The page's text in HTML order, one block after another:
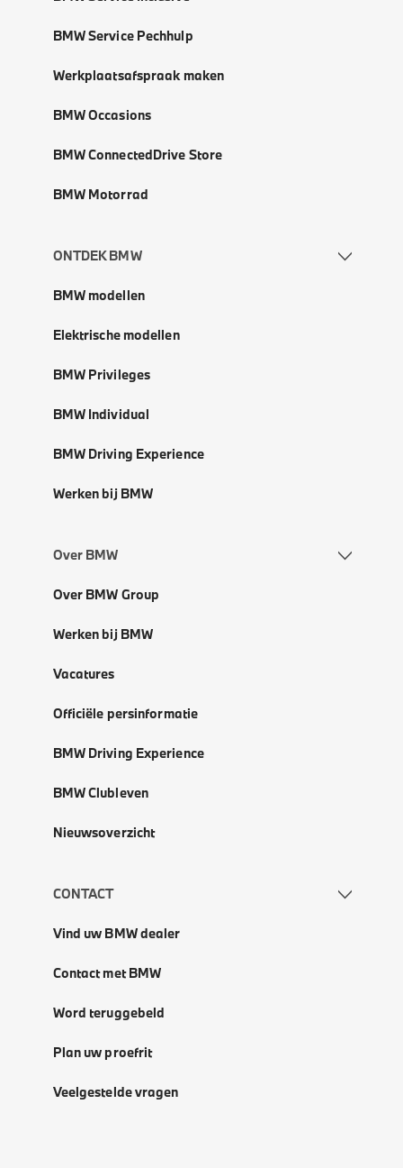
BMW Service Pechhulp
Werkplaatsafspraak maken
BMW Occasions
BMW ConnectedDrive Store
BMW Motorrad
ONTDEK BMW
BMW modellen
Elektrische modellen
BMW Privileges
BMW Individual
BMW Driving Experience
Werken bij BMW
Over BMW
Over BMW Group
Werken bij BMW
Vacatures
Officiële persinformatie
BMW Driving Experience
BMW Clubleven
Nieuwsoverzicht
CONTACT
Vind uw BMW dealer
Contact met BMW
Word teruggebeld
Plan uw proefrit
Veelgestelde vragen